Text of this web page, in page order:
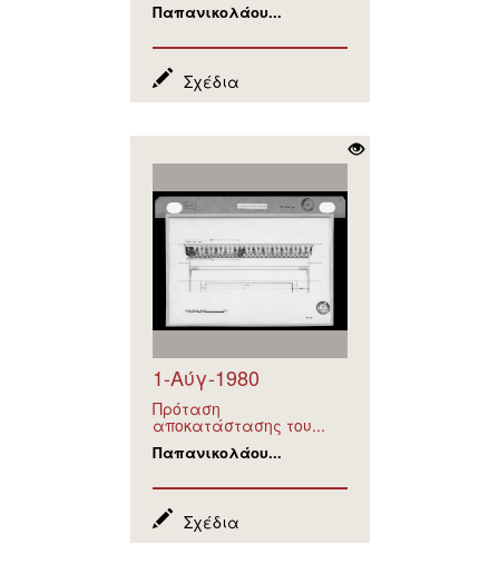
Παπανικολάου...
Σχέδια
1-Αύγ-1980
Πρόταση
αποκατάστασης του...
Παπανικολάου...
Σχέδια